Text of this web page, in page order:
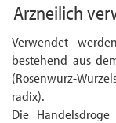
Arzneilich
Verwendet
bestehend aus
(Rosenwurz-
radix).
Die